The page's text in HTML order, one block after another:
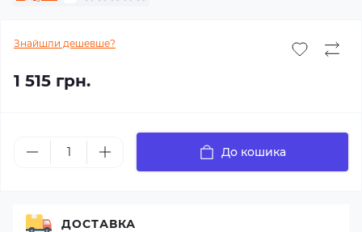
Знайшли дешевше?
1 515 грн.
До кошика
ДОСТАВКА